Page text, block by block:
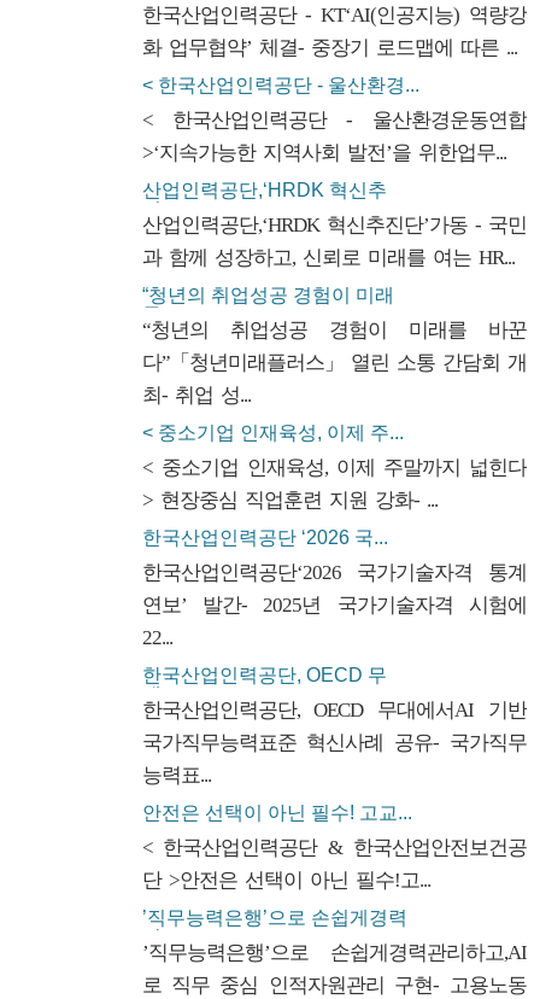
한국산업인력공단 - KT‘AI(인공지능) 역량강
화 업무협약’ 체결- 중장기 로드맵에 따른 ...
< 한국산업인력공단 - 울산환경...
< 한국산업인력공단 - 울산환경운동연합
>‘지속가능한 지역사회 발전’을 위한업무...
산업인력공단,‘HRDK 혁신추
진...
산업인력공단,‘HRDK 혁신추진단’가동 - 국민
과 함께 성장하고, 신뢰로 미래를 여는 HR...
“청년의 취업성공 경험이 미래
를...
“청년의 취업성공 경험이 미래를 바꾼
다”「청년미래플러스」 열린 소통 간담회 개
최- 취업 성...
< 중소기업 인재육성, 이제 주...
< 중소기업 인재육성, 이제 주말까지 넓힌다
> 현장중심 직업훈련 지원 강화- ...
한국산업인력공단 ‘2026 국...
한국산업인력공단‘2026 국가기술자격 통계
연보’ 발간- 2025년 국가기술자격 시험에
22...
한국산업인력공단, OECD 무
대...
한국산업인력공단, OECD 무대에서AI 기반
국가직무능력표준 혁신사례 공유- 국가직무
능력표...
안전은 선택이 아닌 필수! 고교...
< 한국산업인력공단 & 한국산업안전보건공
단 >안전은 선택이 아닌 필수!고...
’직무능력은행’으로 손쉽게경력
관...
’직무능력은행’으로 손쉽게경력관리하고,AI
로 직무 중심 인적자원관리 구현- 고용노동